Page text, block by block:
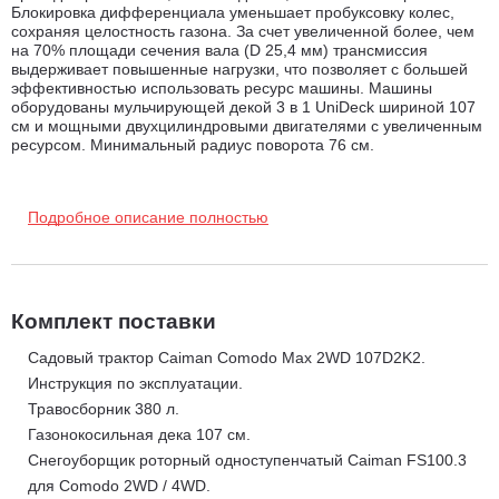
Блокировка дифференциала уменьшает пробуксовку колес,
сохраняя целостность газона. За счет увеличенной более, чем
на 70% площади сечения вала (D 25,4 мм) трансмиссия
выдерживает повышенные нагрузки, что позволяет с большей
эффективностью использовать ресурс машины. Машины
оборудованы мульчирующей декой 3 в 1 UniDeck шириной 107
см и мощными двухцилиндровыми двигателями с увеличенным
ресурсом. Минимальный радиус поворота 76 см.
2WD 107D2K2:
ниже, чем у большинства аналогов: экономия топлива при
регулярной работе в сезон может составлять от 0,5 до 1
тонны. Верхнее расположение клапанов (OHV) обеспечивает
лучшее завихрение топливной смеси при заполнении камеры
сгорания, лучшую мощностную отдачу и чистоту выхлопа.
Подробное описание полностью
Комплект поставки
Садовый трактор Caiman Comodo Max 2WD 107D2K2.
Инструкция по эксплуатации.
Травосборник 380 л.
Газонокосильная дека 107 см.
Снегоуборщик роторный одноступенчатый Caiman FS100.3
для Comodo 2WD / 4WD.